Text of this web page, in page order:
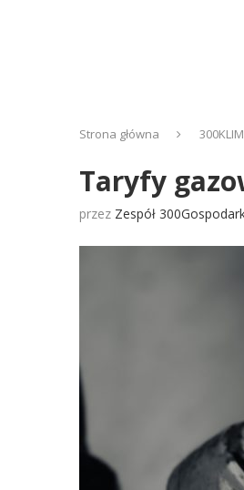
Strona główna
Taryfy
przez Zespół